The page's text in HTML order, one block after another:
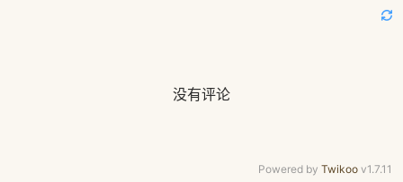
没有评论
Powered by Twikoo v1.7.11